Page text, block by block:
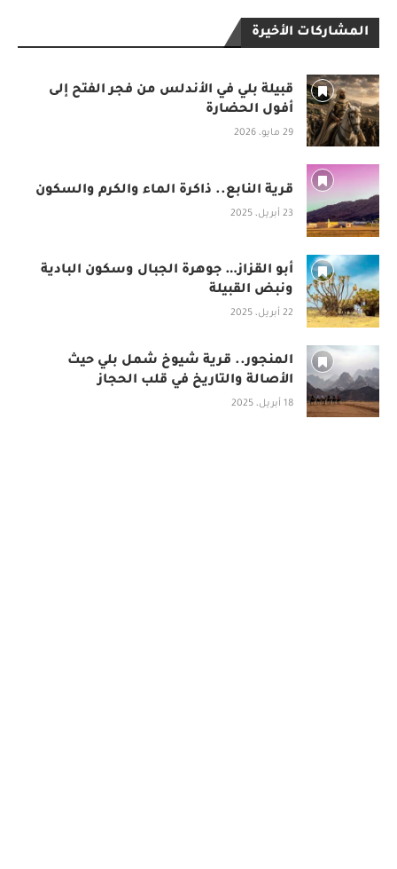
المشاركات الأخيرة
قبيلة بلي في الأندلس من فجر الفتح إلى
أفول الحضارة
29 مايو، 2026
قرية النابع.. ذاكرة الماء والكرم والسكون
23 أبريل، 2025
أبو القزاز… جوهرة الجبال وسكون البادية
ونبض القبيلة
22 أبريل، 2025
المنجور.. قرية شيوخ شمل بلي حيث
الأصالة والتاريخ في قلب الحجاز
18 أبريل، 2025